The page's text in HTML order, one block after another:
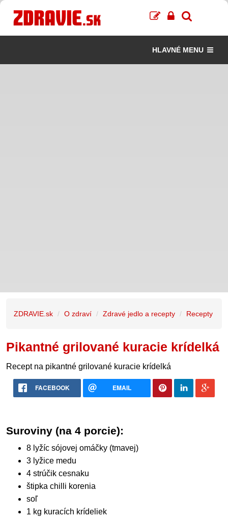
HLAVNÉ MENU
ZDRAVIE.sk O zdraví Zdravé jedlo a recepty Recepty
Pikantné grilované kuracie krídelká
Recept na pikantné grilované kuracie krídelká
FACEBOOK EMAIL
Suroviny (na 4 porcie):
8 lyžíc sójovej omáčky (tmavej)
3 lyžice medu
4 strúčik cesnaku
štipka chilli korenia
soľ
1 kg kuracích krídeliek